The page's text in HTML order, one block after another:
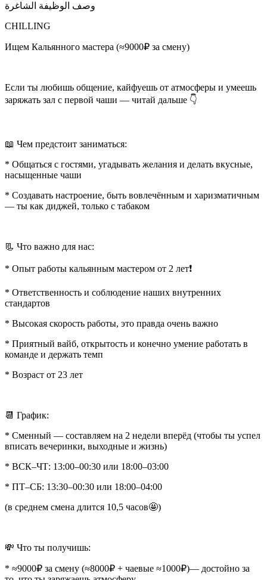
وصف الوظيفة الشاغرة
CHILLING
Ищем Кальянного мастера (≈9000₽ за смену)
Если ты любишь общение, кайфуешь от атмосферы и умеешь
заряжать зал с первой чаши — читай дальше 👇
📖 Чем предстоит заниматься:
* Общаться с гостями, угадывать желания и делать вкусные,
насыщенные чаши
* Создавать настроение, быть вовлечённым и харизматичным
— ты как диджей, только с табаком
📃 Что важно для нас:
* Опыт работы кальянным мастером от 2 лет❗️
* Ответственность и соблюдение наших внутренних
стандартов
* Высокая скорость работы, это правда очень важно
* Приятный вайб, открытость и конечно умение работать в
команде и держать темп
* Возраст от 23 лет
📆 График:
* Сменный — составляем на 2 недели вперёд (чтобы ты успел
вписать вечеринки, выходные и жизнь)
* ВСК–ЧТ: 13:00–00:30 или 18:00–03:00
* ПТ–СБ: 13:30–00:30 или 18:00–04:00
(в среднем смена длится 10,5 часов🤩)
💸 Что ты получишь:
* ≈9000₽ за смену (≈8000₽ + чаевые ≈1000₽)— достойно за